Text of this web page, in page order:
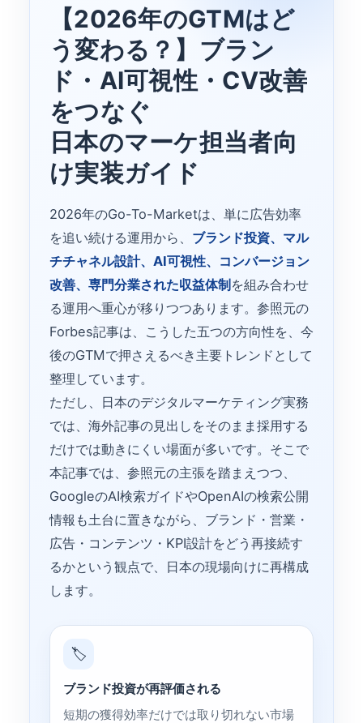
【2026年のGTMはど
う変わる？】ブラン
ド・AI可視性・CV改善
をつなぐ
日本のマーケ担当者向
け実装ガイド
2026年のGo-To-Marketは、単に広告効率
を追い続ける運用から、 ブランド投資、マル
チチャネル設計、AI可視性、コンバージョン
改善、専門分業された収益体制を組み合わせ
る運用へ重心が移りつつあります。参照元の
Forbes記事は、こうした五つの方向性を、今
後のGTMで押さえるべき主要トレンドとして
整理しています。
ただし、日本のデジタルマーケティング実務
では、海外記事の見出しをそのまま採用する
だけでは動きにくい場面が多いです。そこで
本記事では、参照元の主張を踏まえつつ、
GoogleのAI検索ガイドやOpenAIの検索公開
情報も土台に置きながら、ブランド・営業・
広告・コンテンツ・KPI設計をどう再接続す
るかという観点で、日本の現場向けに再構成
します。
🏷️
ブランド投資が再評価される
短期の獲得効率だけでは取り切れない市場